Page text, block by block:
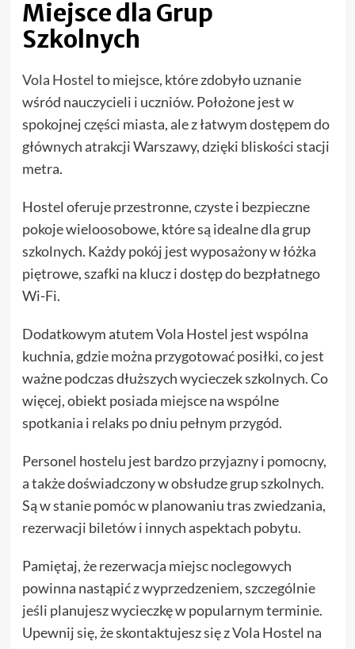
Miejsce dla Grup
Szkolnych
Vola Hostel to miejsce, które zdobyło uznanie
wśród nauczycieli i uczniów. Położone jest w
spokojnej części miasta, ale z łatwym dostępem do
głównych atrakcji Warszawy, dzięki bliskości stacji
metra.
Hostel oferuje przestronne, czyste i bezpieczne
pokoje wieloosobowe, które są idealne dla grup
szkolnych. Każdy pokój jest wyposażony w łóżka
piętrowe, szafki na klucz i dostęp do bezpłatnego
Wi-Fi.
Dodatkowym atutem Vola Hostel jest wspólna
kuchnia, gdzie można przygotować posiłki, co jest
ważne podczas dłuższych wycieczek szkolnych. Co
więcej, obiekt posiada miejsce na wspólne
spotkania i relaks po dniu pełnym przygód.
Personel hostelu jest bardzo przyjazny i pomocny,
a także doświadczony w obsłudze grup szkolnych.
Są w stanie pomóc w planowaniu tras zwiedzania,
rezerwacji biletów i innych aspektach pobytu.
Pamiętaj, że rezerwacja miejsc noclegowych
powinna nastąpić z wyprzedzeniem, szczególnie
jeśli planujesz wycieczkę w popularnym terminie.
Upewnij się, że skontaktujesz się z Vola Hostel na